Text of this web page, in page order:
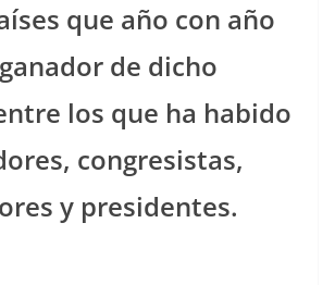
que año con año
de dicho
los que ha habido
congresistas,
y presidentes.